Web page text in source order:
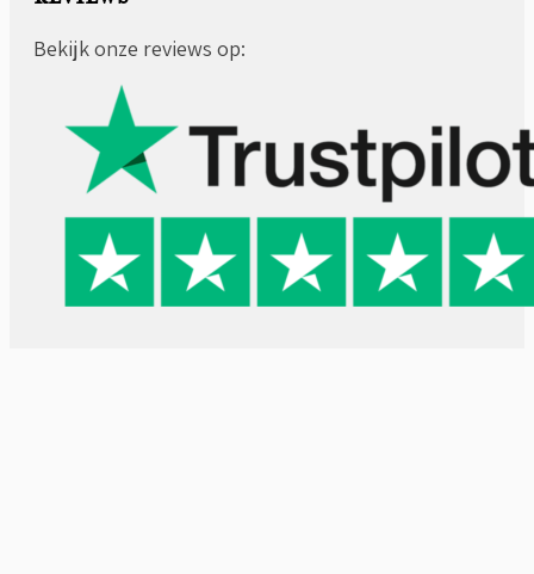
Bekijk onze reviews op: